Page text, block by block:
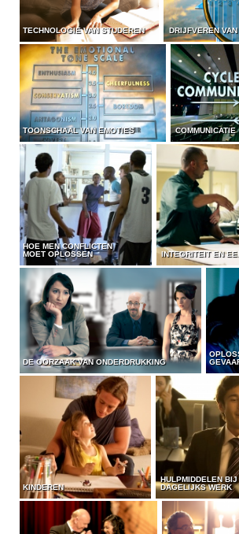
TECHNOLOGIE VAN STUDEREN DRIJFVEREN
TOONSCHAAL VAN EMOTIES COMMUNICATIE
HOE MEN CONFLICTEN
MOET OPLOSSEN
INTEGRITEIT EN
DE OORZAAK VAN ONDERDRUKKING
KINDEREN
HULPMIDDELEN BIJ
DAGELIJKS WERK